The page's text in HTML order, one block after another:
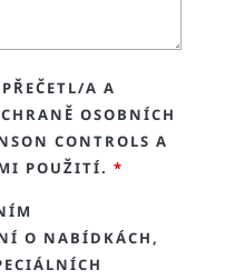
A A
OSOBNÍCH
CONTROLS A
POUŽITÍ. *
O NABÍDKÁCH,